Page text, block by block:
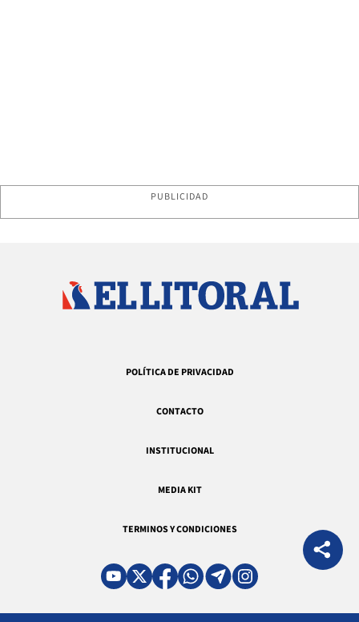
PUBLICIDAD
POLÍTICA DE PRIVACIDAD
CONTACTO
INSTITUCIONAL
MEDIA KIT
TERMINOS Y CONDICIONES